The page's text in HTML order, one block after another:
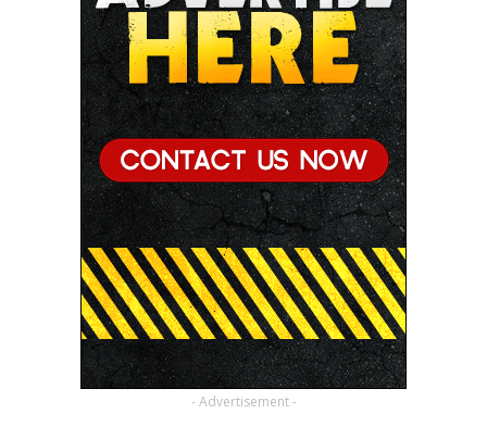
- Advertisement -